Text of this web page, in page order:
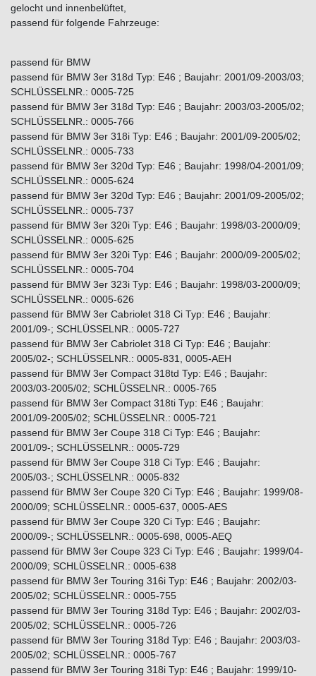
gelocht und innenbelüftet,
passend für folgende Fahrzeuge:
passend für BMW
passend für BMW 3er 318d Typ: E46 ; Baujahr: 2001/09-2003/03;
SCHLÜSSELNR.: 0005-725
passend für BMW 3er 318d Typ: E46 ; Baujahr: 2003/03-2005/02;
SCHLÜSSELNR.: 0005-766
passend für BMW 3er 318i Typ: E46 ; Baujahr: 2001/09-2005/02;
SCHLÜSSELNR.: 0005-733
passend für BMW 3er 320d Typ: E46 ; Baujahr: 1998/04-2001/09;
SCHLÜSSELNR.: 0005-624
passend für BMW 3er 320d Typ: E46 ; Baujahr: 2001/09-2005/02;
SCHLÜSSELNR.: 0005-737
passend für BMW 3er 320i Typ: E46 ; Baujahr: 1998/03-2000/09;
SCHLÜSSELNR.: 0005-625
passend für BMW 3er 320i Typ: E46 ; Baujahr: 2000/09-2005/02;
SCHLÜSSELNR.: 0005-704
passend für BMW 3er 323i Typ: E46 ; Baujahr: 1998/03-2000/09;
SCHLÜSSELNR.: 0005-626
passend für BMW 3er Cabriolet 318 Ci Typ: E46 ; Baujahr:
2001/09-; SCHLÜSSELNR.: 0005-727
passend für BMW 3er Cabriolet 318 Ci Typ: E46 ; Baujahr:
2005/02-; SCHLÜSSELNR.: 0005-831, 0005-AEH
passend für BMW 3er Compact 318td Typ: E46 ; Baujahr:
2003/03-2005/02; SCHLÜSSELNR.: 0005-765
passend für BMW 3er Compact 318ti Typ: E46 ; Baujahr:
2001/09-2005/02; SCHLÜSSELNR.: 0005-721
passend für BMW 3er Coupe 318 Ci Typ: E46 ; Baujahr:
2001/09-; SCHLÜSSELNR.: 0005-729
passend für BMW 3er Coupe 318 Ci Typ: E46 ; Baujahr:
2005/03-; SCHLÜSSELNR.: 0005-832
passend für BMW 3er Coupe 320 Ci Typ: E46 ; Baujahr: 1999/08-
2000/09; SCHLÜSSELNR.: 0005-637, 0005-AES
passend für BMW 3er Coupe 320 Ci Typ: E46 ; Baujahr:
2000/09-; SCHLÜSSELNR.: 0005-698, 0005-AEQ
passend für BMW 3er Coupe 323 Ci Typ: E46 ; Baujahr: 1999/04-
2000/09; SCHLÜSSELNR.: 0005-638
passend für BMW 3er Touring 316i Typ: E46 ; Baujahr: 2002/03-
2005/02; SCHLÜSSELNR.: 0005-755
passend für BMW 3er Touring 318d Typ: E46 ; Baujahr: 2002/03-
2005/02; SCHLÜSSELNR.: 0005-726
passend für BMW 3er Touring 318d Typ: E46 ; Baujahr: 2003/03-
2005/02; SCHLÜSSELNR.: 0005-767
passend für BMW 3er Touring 318i Typ: E46 ; Baujahr: 1999/10-